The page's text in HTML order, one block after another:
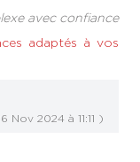
avec confiance
adaptés à vos
Nov 2024 à 11:11 )